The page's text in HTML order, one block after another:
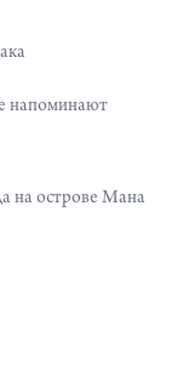
напоминают
на острове Мана